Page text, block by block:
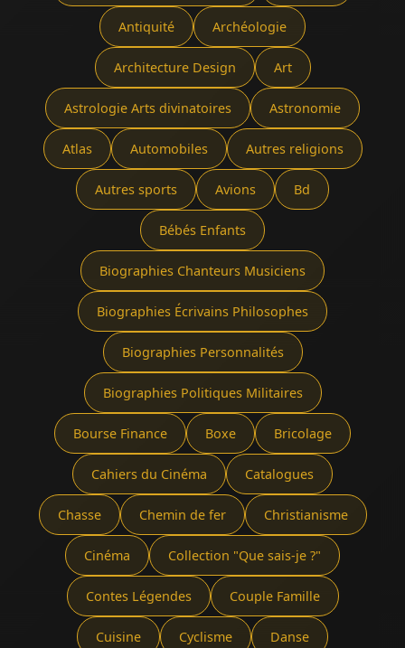
Antiquité Archéologie
Architecture Design Art
Astrologie Arts divinatoires Astronomie
Atlas Automobiles Autres religions
Autres sports Avions Bd
Bébés Enfants
Biographies Chanteurs Musiciens
Biographies Écrivains Philosophes
Biographies Personnalités
Biographies Politiques Militaires
Bourse Finance Boxe Bricolage
Cahiers du Cinéma Catalogues
Chasse Chemin de fer Christianisme
Cinéma Collection "Que sais-je ?"
Contes Légendes Couple Famille
Cuisine Cyclisme Danse